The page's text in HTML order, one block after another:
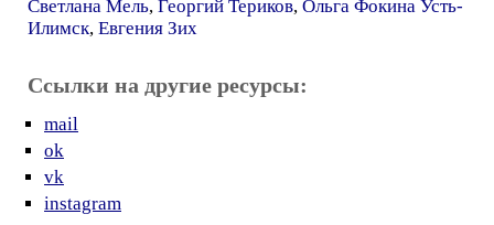
Светлана Мель, Георгий Териков, Ольга Фокина Усть-
Илимск, Евгения Зих
Ссылки на другие ресурсы:
mail
ok
vk
instagram